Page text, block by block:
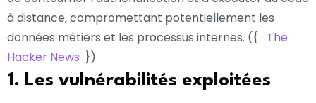
à distance, compromettant potentiellement les
données métiers et les processus internes. ({
The
Hacker News })
1. Les vulnérabilités exploitées